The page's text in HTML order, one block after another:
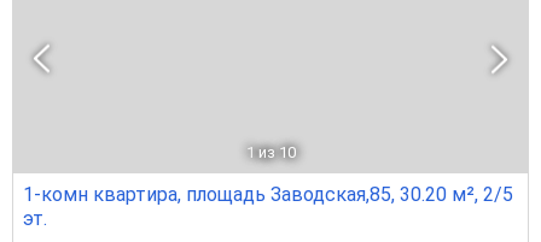
1 из 10
1-комн квартира, площадь Заводская,85, 30.20 м², 2/5
эт.